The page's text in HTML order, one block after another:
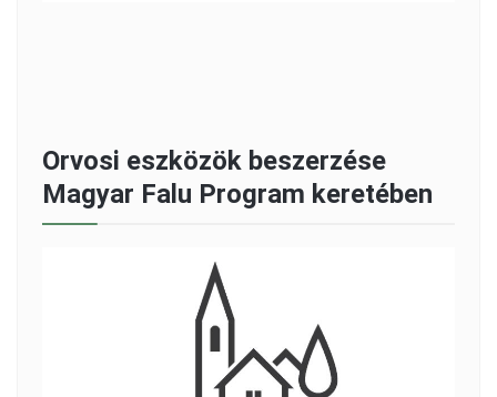
Orvosi eszközök beszerzése
Magyar Falu Program keretében